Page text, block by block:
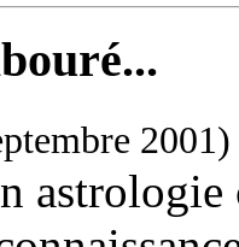
2001)
astrologie